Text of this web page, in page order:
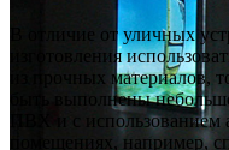
В отличие от уличных
изготовления
из прочных материалов,
быть выполнены
ПВХ и с
помещениях, например,